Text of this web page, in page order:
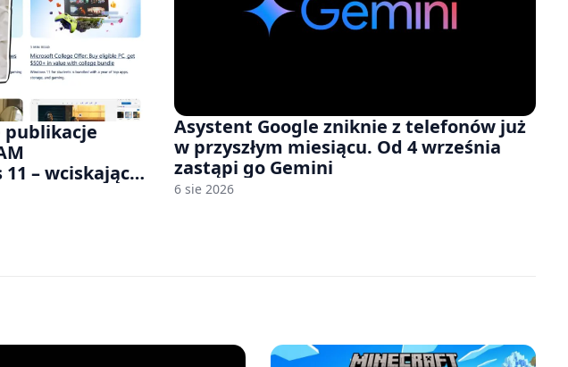
publikacje
– wciskając
8 GB RAM po
Asystent Google zniknie z telefonów już
w przyszłym miesiącu. Od 4 września
zastąpi go Gemini
6 sie 2026